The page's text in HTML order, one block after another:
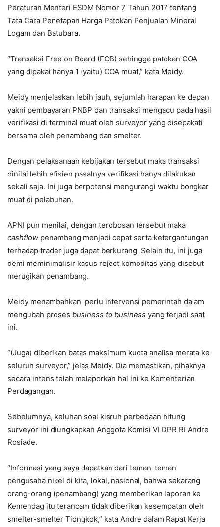
Peraturan Menteri ESDM Nomor 7 Tahun 2017 tentang
Tata Cara Penetapan Harga Patokan Penjualan Mineral
Logam dan Batubara.
“Transaksi Free on Board (FOB) sehingga patokan COA
yang dipakai hanya 1 (yaitu) COA muat,” kata Meidy.
Meidy menjelaskan lebih jauh, sejumlah harapan ke depan
yakni pembayaran PNBP dan transaksi mengacu pada hasil
verifikasi di terminal muat oleh surveyor yang disepakati
bersama oleh penambang dan smelter.
Dengan pelaksanaan kebijakan tersebut maka transaksi
dinilai lebih efisien pasalnya verifikasi hanya dilakukan
sekali saja. Ini juga berpotensi mengurangi waktu bongkar
muat di pelabuhan.
APNI pun menilai, dengan terobosan tersebut maka
cashflow penambang menjadi cepat serta ketergantungan
terhadap trader juga dapat berkurang. Selain itu, ini juga
demi meminimalisir kasus reject komoditas yang disebut
merugikan penambang.
Meidy menambahkan, perlu intervensi pemerintah dalam
mengubah proses business to business yang terjadi saat
ini.
“(Juga) diberikan batas maksimum kuota analisa merata ke
seluruh surveyor,” jelas Meidy. Dia memastikan, pihaknya
secara intens telah melaporkan hal ini ke Kementerian
Perdagangan.
Sebelumnya, keluhan soal kisruh perbedaan hitung
surveyor ini diungkapkan Anggota Komisi VI DPR RI Andre
Rosiade.
“Informasi yang saya dapatkan dari teman-teman
pengusaha nikel di kita, lokal, nasional, bahwa sekarang
orang-orang (penambang) yang memberikan laporan ke
Kemendag itu terancam tidak diberikan kesempatan oleh
smelter-smelter Tiongkok,” kata Andre dalam Rapat Kerja